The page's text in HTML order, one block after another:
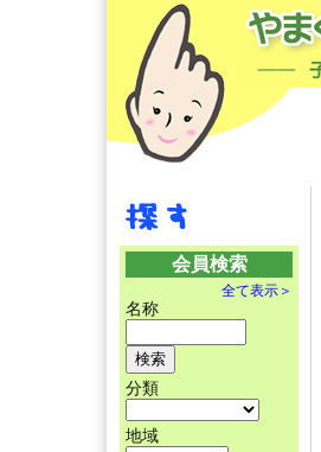
会員検索
全て表示＞
名称
分類
地域